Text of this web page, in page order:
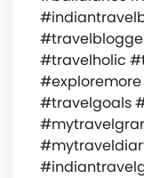
#travelholic
#travelgoals